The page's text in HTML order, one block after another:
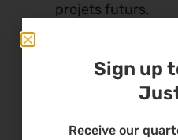
projets futurs.
À l’issue de cette
Sign up
Receive our